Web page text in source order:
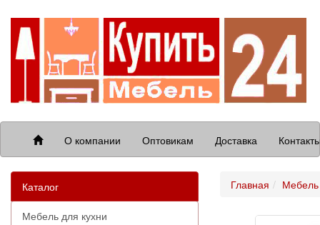
О компании Оптовикам Доставка
Каталог
Мебель для кухни
Главная